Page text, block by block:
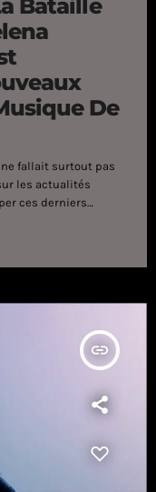
Bataille
De
fallait surtout pas
les actualités
ces derniers
la semaine
sur son Twitter
insert_link